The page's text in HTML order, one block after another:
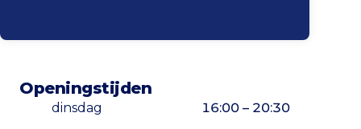
Openingstijden
dinsdag 16:00 – 20:30